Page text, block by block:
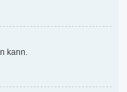
kann.